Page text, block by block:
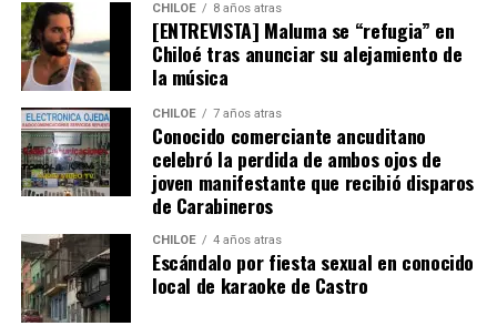
Tras un primer tiempo donde los locales dominaron,
Boca reaccionó en la segunda mitad para darle algo de
trabajo al portero Franco Armani
figura fue el guardametas visitante,
quien tuvo tres intervenciones notables.
River buscaba de todas las maneras abrir el marcador,
pero algo siempre se lo impedía. A los 12′ del segundo
tiempo, Nicolás De la Cruz sacó un remate tremendo de
media distancia que llevaba destino de gol, pero que
‘Chiquito’ con un manotazo salvador, mandó al córner.
CHILOE 8 años atras
[ENTREVISTA] Maluma se “refugia” en
Chiloé tras anunciar su alejamiento de
la música
CHILOE 7 años atras
Conocido comerciante ancuditano
celebró la perdida de ambos ojos de
joven manifestante que recibió disparos
de Carabineros
CHILOE 4 años atras
Escándalo por fiesta sexual en conocido
local de karaoke de Castro